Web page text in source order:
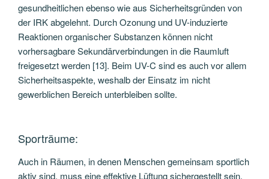
gesundheitlichen ebenso wie aus Sicherheitsgründen von
der IRK abgelehnt. Durch Ozonung und UV-induzierte
Reaktionen organischer Substanzen können nicht
vorhersagbare Sekundärverbindungen in die Raumluft
freigesetzt werden [13]. Beim UV-C sind es auch vor allem
Sicherheitsaspekte, weshalb der Einsatz im nicht
gewerblichen Bereich unterbleiben sollte.
Sporträume:
Auch in Räumen, in denen Menschen gemeinsam sportlich
aktiv sind, muss eine effektive Lüftung sichergestellt sein.